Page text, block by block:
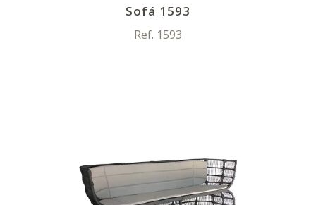
Sofá 1593
Ref. 1593